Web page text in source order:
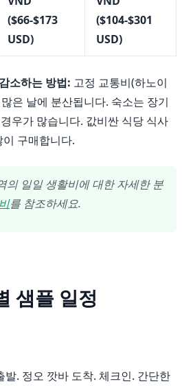
($66-$173
USD)
($104-$301
USD)
소하는 방법: 고정 교통비(하노이
은 날에 분산됩니다. 숙소는 장기
우가 많습니다. 값비싼 식당 식사
구매합니다.
의 일일 생활비에 대한 자세한 분
를 참조하세요.
샘플 일정
발. 정오 깟바 도착. 체크인. 간단한